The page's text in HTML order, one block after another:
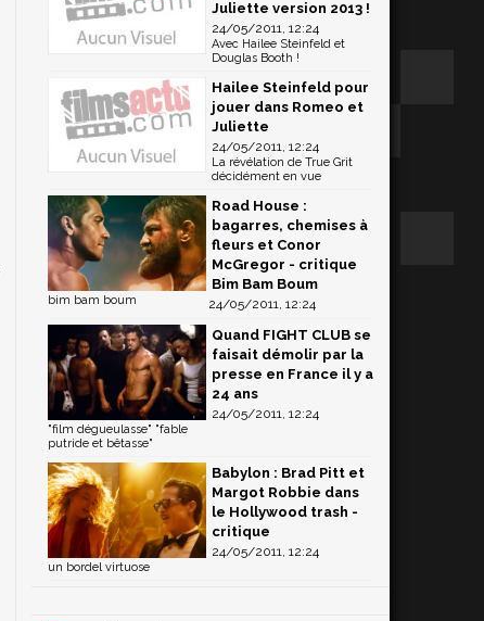
Juliette version 2013 !
24/05/2011, 12:24
Avec Hailee Steinfeld et
Douglas Booth !
Hailee Steinfeld pour
jouer dans Romeo et
Juliette
24/05/2011, 12:24
La révélation de True Grit
décidément en vue
Road House :
bagarres, chemises à
fleurs et Conor
McGregor - critique
Bim Bam Boum
24/05/2011, 12:24
bim bam boum
Quand FIGHT CLUB se
faisait démolir par la
presse en France il y a
24 ans
24/05/2011, 12:24
"film dégueulasse" "fable
putride et bêtasse"
Babylon : Brad Pitt et
Margot Robbie dans
le Hollywood trash -
critique
24/05/2011, 12:24
un bordel virtuose